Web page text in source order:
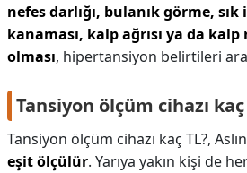
nefes darlığı, bulanık görme,
kanaması, kalp ağrısı ya da
olması, hipertansiyon belirtileri
Tansiyon ölçüm cihazı kaç
Tansiyon ölçüm cihazı kaç TL?,
eşit ölçülür. Yarıya yakın kişi de